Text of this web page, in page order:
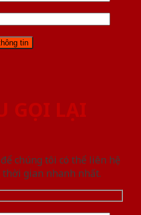
GỌI LẠI
chúng tôi có thể liên hệ
gian nhanh nhất.